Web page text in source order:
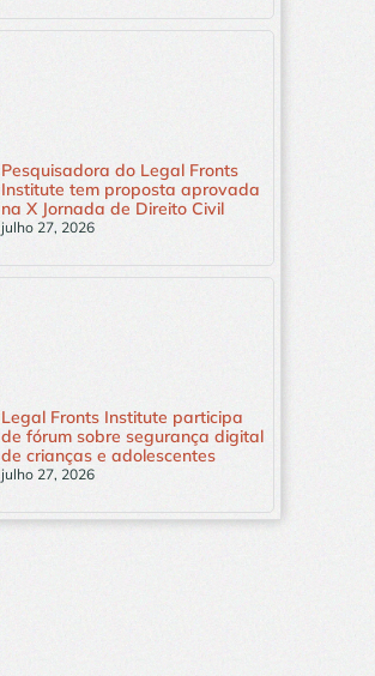
Pesquisadora do Legal Fronts
Institute tem proposta aprovada
na X Jornada de Direito Civil
julho 27, 2026
Legal Fronts Institute participa
de fórum sobre segurança digital
de crianças e adolescentes
julho 27, 2026